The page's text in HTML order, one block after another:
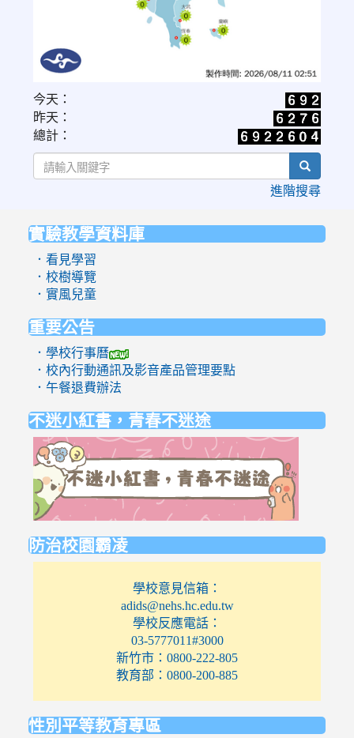
link
to
https://www.cwa.gov.tw/V8/C/W/OBS_UVI.html
今天：
昨天：
總計：
search
進階搜尋
實驗教學資料庫
．看見學習
．校樹導覽
．實風兒童
重要公告
．學校行事曆
．校內行動通訊及影音產品管理要點
．午餐退費辦法
不迷小紅書，青春不迷途
防治校園霸凌
學校意見信箱：
adids@nehs.hc.edu.tw
學校反應電話：
03-5777011#3000
新竹市：0800-222-805
教育部：0800-200-885
性別平等教育專區